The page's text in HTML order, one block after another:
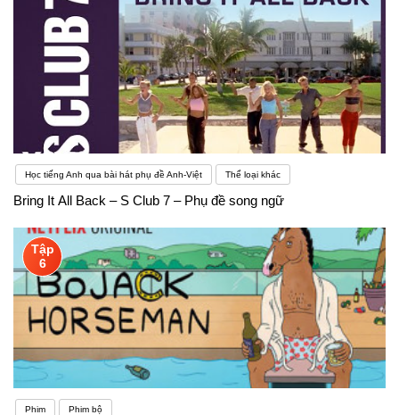
Học tiếng Anh qua bài hát phụ đề Anh-Việt Thể loại khác
Bring It All Back – S Club 7 – Phụ đề song ngữ
Tập
6
Phim Phim bộ